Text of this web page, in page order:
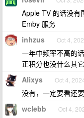
Apple TV 的话没有
Emby 服务
inhzus Oct 4,
一年中频率不高的
正积分也没什么其它
Alixys Oct 4,
没有，一定要看还
wclebb Oct 4,